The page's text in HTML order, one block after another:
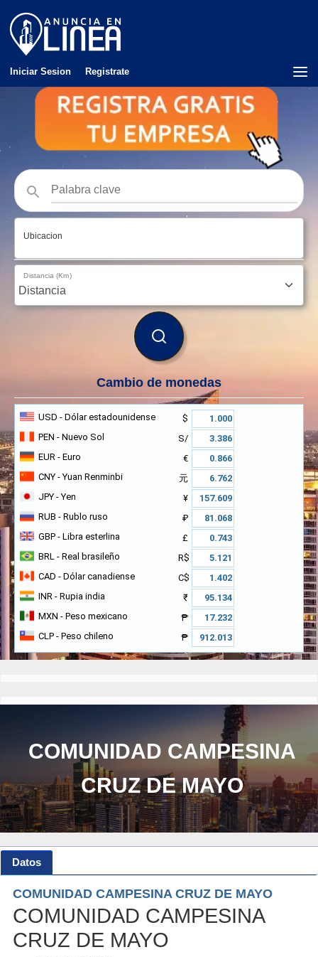
Iniciar Sesion Registrate
Ubicacion
Distancia (Km)
BUSCAR
Cambio de monedas
USD - Dólar estadounidense
$
PEN - Nuevo Sol
S/
EUR - Euro
€
CNY - Yuan Renminbi
元
JPY - Yen
¥
RUB - Rublo ruso
₽
GBP - Libra esterlina
£
BRL - Real brasileño
R$
CAD - Dólar canadiense
C$
INR - Rupia india
₹
MXN - Peso mexicano
₱
CLP - Peso chileno ₱
COMUNIDAD CAMPESINA
CRUZ DE MAYO
Datos
COMUNIDAD CAMPESINA CRUZ DE MAYO
COMUNIDAD CAMPESINA
CRUZ DE MAYO